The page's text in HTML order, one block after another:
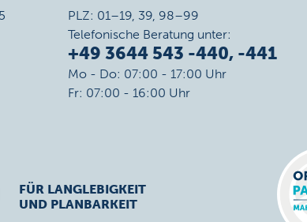
PLZ: 01–19, 39, 98–99
Telefonische Beratung unter:
+49 3644 543 -440, -441
Mo - Do: 07:00 - 17:00 Uhr
Fr: 07:00 - 16:00 Uhr
FÜR LANGLEBIGKEIT
UND PLANBARKEIT